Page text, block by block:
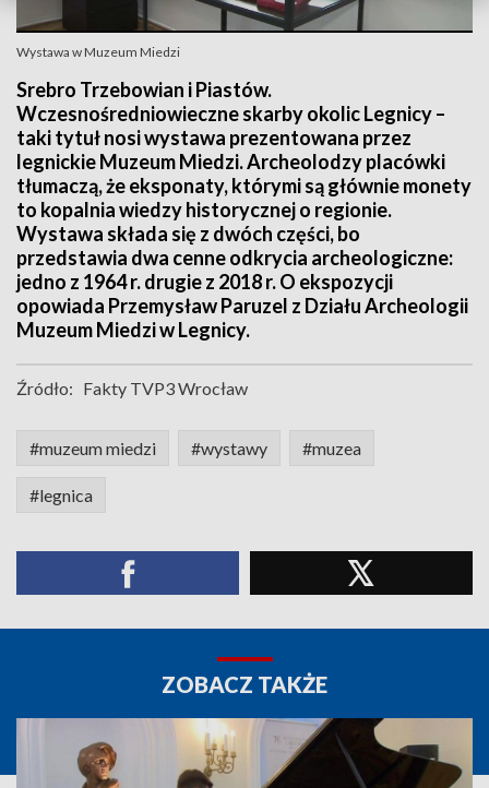
Wystawa w Muzeum Miedzi
Srebro Trzebowian i Piastów.
Wczesnośredniowieczne skarby okolic Legnicy –
taki tytuł nosi wystawa prezentowana przez
legnickie Muzeum Miedzi. Archeolodzy placówki
tłumaczą, że eksponaty, którymi są głównie monety
to kopalnia wiedzy historycznej o regionie.
Wystawa składa się z dwóch części, bo
przedstawia dwa cenne odkrycia archeologiczne:
jedno z 1964 r. drugie z 2018 r. O ekspozycji
opowiada Przemysław Paruzel z Działu Archeologii
Muzeum Miedzi w Legnicy.
Źródło: Fakty TVP3 Wrocław
#muzeum miedzi #wystawy #muzea
#legnica
ZOBACZ TAKŻE